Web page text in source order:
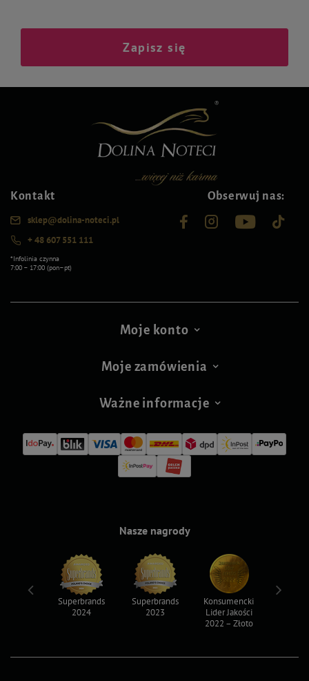
Zapisz się
Kontakt
sklep@dolina-noteci.pl
+ 48 607 551 111
*Infolinia czynna
7:00 – 17:00 (pon–pt)
Obserwuj nas:
Moje konto
Moje zamówienia
Ważne informacje
Nasze nagrody
Superbrands
2024
Superbrands
2023
Konsumencki
Lider Jakości
2022 – Złoto